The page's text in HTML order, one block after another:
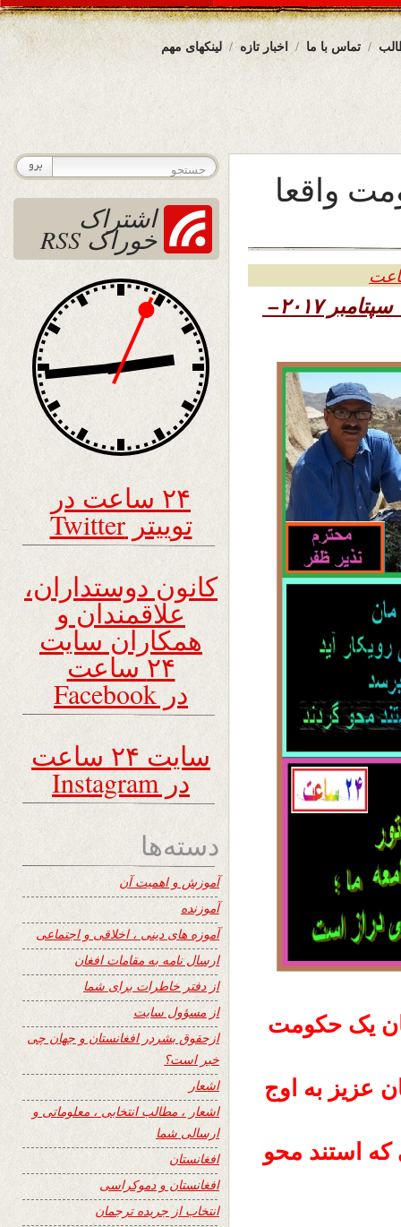
لینکهای مهم اخبار تازه تماس با ما
واقعا
۱۳۹۶ – ۲۶ سپتامبر ۲۰۱۷–
یک حکومت
عزیز به اوج
استند محو
اشتراک
خوراک RSS
۲۴ ساعت در
توییتر Twitter
کانون دوستداران،
علاقمندان و
همکاران سایت
۲۴ ساعت
در Facebook
سایت ۲۴ ساعت
در Instagram
دسته‌ها
آموزش و اهمیت آن
آموزنده
آموزه های دینی ، اخلاقی و اجتماعی
ارسال نامه به مقامات افغان
از دفتر خاطرات برای شما
از مسؤول سایت
ازحقوق بشردر افغانستان و جهان چی
خبر است؟
اشعار
اشعار ، مطالب انتخابی ، معلوماتی و
ارسالی شما
افغانستان
افغانستان و دموکراسی
انتخاب از جریده ترجمان